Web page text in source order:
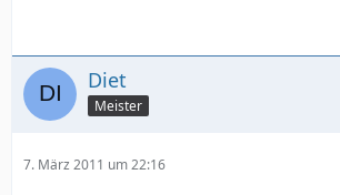
Diet
Meister
7. März 2011 um 22:16